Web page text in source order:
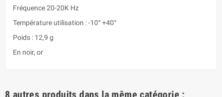
Fréquence 20-20K Hz
Température utilisation : -10° +40°
Poids : 12,9 g
En noir, or
8 autres produits dans la même catégorie :